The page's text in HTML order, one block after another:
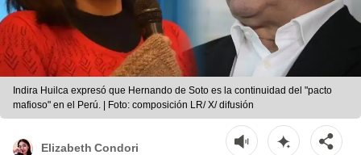
Indira Huilca expresó que Hernando de Soto es la continuidad del "pacto
mafioso" en el Perú. | Foto: composición LR/ X/ difusión
Elizabeth Condori